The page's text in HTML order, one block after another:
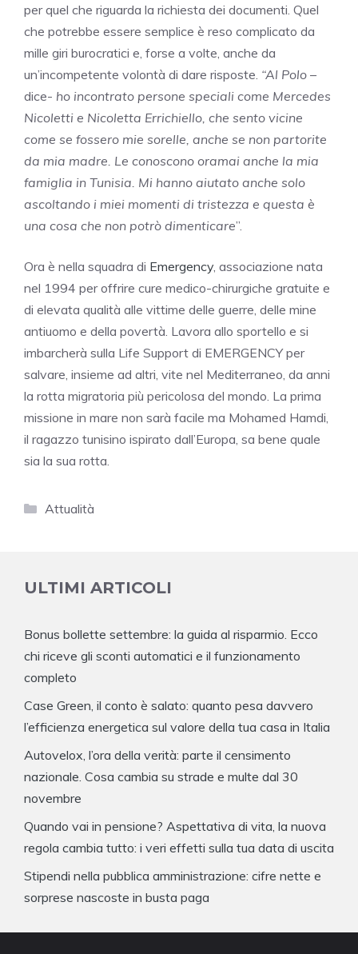
per quel che riguarda la richiesta dei documenti. Quel
che potrebbe essere semplice è reso complicato da
mille giri burocratici e, forse a volte, anche da
un’incompetente volontà di dare risposte. “Al Polo –
dice- ho incontrato persone speciali come Mercedes
Nicoletti e Nicoletta Errichiello, che sento vicine
come se fossero mie sorelle, anche se non partorite
da mia madre. Le conoscono oramai anche la mia
famiglia in Tunisia. Mi hanno aiutato anche solo
ascoltando i miei momenti di tristezza e questa è
una cosa che non potrò dimenticare”.
Ora è nella squadra di Emergency, associazione nata
nel 1994 per offrire cure medico-chirurgiche gratuite e
di elevata qualità alle vittime delle guerre, delle mine
antiuomo e della povertà. Lavora allo sportello e si
imbarcherà sulla Life Support di EMERGENCY per
salvare, insieme ad altri, vite nel Mediterraneo, da anni
la rotta migratoria più pericolosa del mondo. La prima
missione in mare non sarà facile ma Mohamed Hamdi,
il ragazzo tunisino ispirato dall’Europa, sa bene quale
sia la sua rotta.
Categorie
Attualità
ULTIMI ARTICOLI
Bonus bollette settembre: la guida al risparmio. Ecco
chi riceve gli sconti automatici e il funzionamento
completo
Case Green, il conto è salato: quanto pesa davvero
l’efficienza energetica sul valore della tua casa in Italia
Autovelox, l’ora della verità: parte il censimento
nazionale. Cosa cambia su strade e multe dal 30
novembre
Quando vai in pensione? Aspettativa di vita, la nuova
regola cambia tutto: i veri effetti sulla tua data di uscita
Stipendi nella pubblica amministrazione: cifre nette e
sorprese nascoste in busta paga